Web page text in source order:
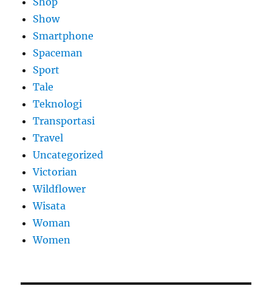
Show
Smartphone
Spaceman
Sport
Tale
Teknologi
Transportasi
Travel
Uncategorized
Victorian
Wildflower
Wisata
Woman
Women